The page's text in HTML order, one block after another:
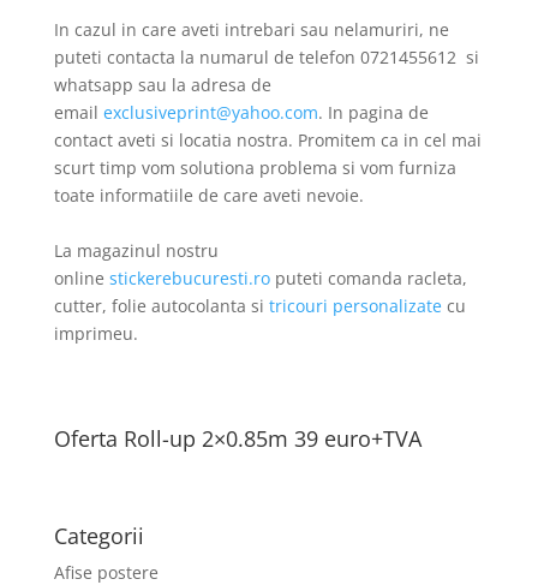
In cazul in care aveti intrebari sau nelamuriri, ne
puteti contacta la numarul de telefon 0721455612 si
whatsapp sau la adresa de
email exclusiveprint@yahoo.com. In pagina de
contact aveti si locatia nostra. Promitem ca in cel mai
scurt timp vom solutiona problema si vom furniza
toate informatiile de care aveti nevoie.
La magazinul nostru
online stickerebucuresti.roputeti comanda racleta,
cutter, folie autocolanta si tricouri personalizatecu
imprimeu.
Oferta Roll-up 2×0.85m 39 euro+TVA
Categorii
Afise postere